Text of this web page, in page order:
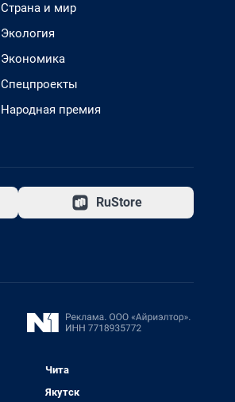
Страна и мир
Экология
Экономика
Спецпроекты
Народная премия
RuStore
Чита
Якутск